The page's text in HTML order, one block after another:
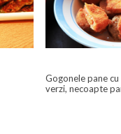
Gogonele pane
verzi, necoapte